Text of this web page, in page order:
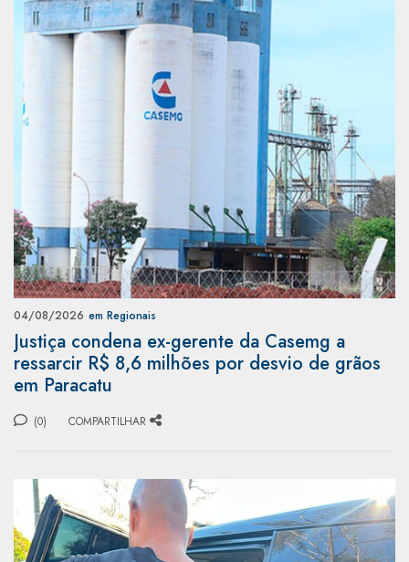
04/08/2026 em Regionais
Justiça condena ex-gerente da Casemg a
ressarcir R$ 8,6 milhões por desvio de grãos
em Paracatu
(0) COMPARTILHAR